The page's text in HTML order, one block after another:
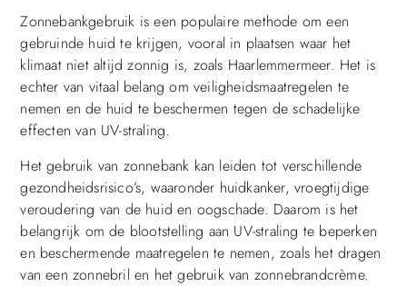
Zonnebankgebruik is een populaire methode om een
gebruinde huid te krijgen, vooral in plaatsen waar het
klimaat niet altijd zonnig is, zoals Haarlemmermeer. Het is
echter van vitaal belang om veiligheidsmaatregelen te
nemen en de huid te beschermen tegen de schadelijke
effecten van UV-straling.
Het gebruik van zonnebank kan leiden tot verschillende
gezondheidsrisico’s, waaronder huidkanker, vroegtijdige
veroudering van de huid en oogschade. Daarom is het
belangrijk om de blootstelling aan UV-straling te beperken
en beschermende maatregelen te nemen, zoals het dragen
van een zonnebril en het gebruik van zonnebrandcrème.